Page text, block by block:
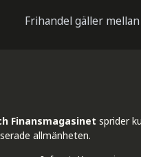
Frihandel gäller
Finansmagasinet sprider
allmänheten.